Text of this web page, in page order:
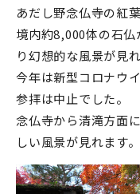
あだし野念仏寺の紅
境内約8,000体の石
り幻想的な風景が見れ
今年は新型コロナウ
参拝は中止でした。
念仏寺から清滝方面
しい風景が見れます。